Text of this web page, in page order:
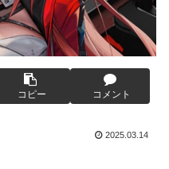
コピー コメント
2025.03.14